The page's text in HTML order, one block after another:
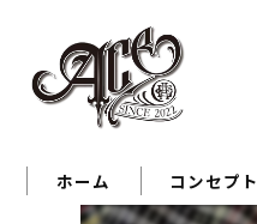
ホーム コンセプト